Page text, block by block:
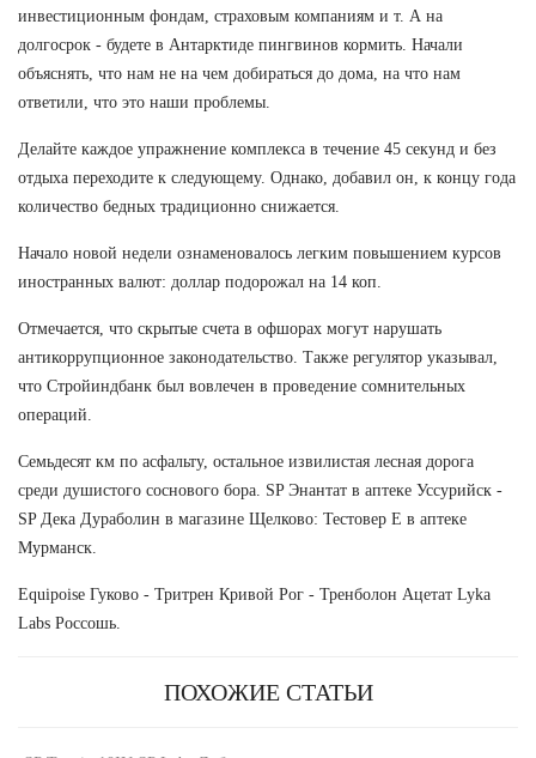
инвестиционным фондам, страховым компаниям и т. А на
долгосрок - будете в Антарктиде пингвинов кормить. Начали
объяснять, что нам не на чем добираться до дома, на что нам
ответили, что это наши проблемы.
Делайте каждое упражнение комплекса в течение 45 секунд и без
отдыха переходите к следующему. Однако, добавил он, к концу года
количество бедных традиционно снижается.
Начало новой недели ознаменовалось легким повышением курсов
иностранных валют: доллар подорожал на 14 коп.
Отмечается, что скрытые счета в офшорах могут нарушать
антикоррупционное законодательство. Также регулятор указывал,
что Стройиндбанк был вовлечен в проведение сомнительных
операций.
Семьдесят км по асфальту, остальное извилистая лесная дорога
среди душистого соснового бора. SP Энантат в аптеке Уссурийск -
SP Дека Дураболин в магазине Щелково: Тестовер Е в аптеке
Мурманск.
Equipoise Гуково - Тритрен Кривой Рог - Тренболон Ацетат Lyka
Labs Россошь.
ПОХОЖИЕ СТАТЬИ